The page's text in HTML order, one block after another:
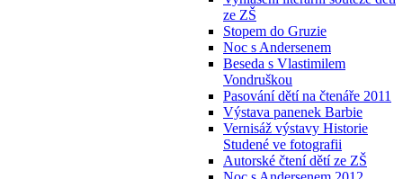
ze ZŠ
Stopem do Gruzie
Noc s Andersenem
Beseda s Vlastimilem
Vondruškou
Pasování dětí na čtenáře 2011
Výstava panenek Barbie
Vernisáž výstavy Historie
Studené ve fotografii
Autorské čtení dětí ze ZŠ